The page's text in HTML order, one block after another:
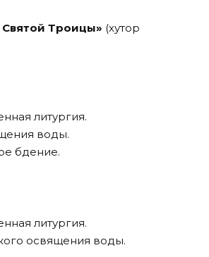
Троицы» (хутор
литургия.
воды.
бдение.
литургия.
освящения воды.